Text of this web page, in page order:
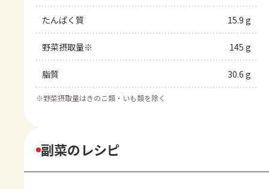
たんぱく質 15.9 g
野菜摂取量※ 145 g
脂質 30.6 g
※野菜摂取量はきのこ類・いも類を除く
副菜のレシピ